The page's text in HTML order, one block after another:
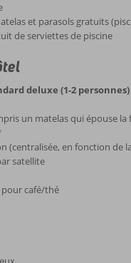
et parasols gratuits
de serviettes de piscine
deluxe (1-2 personnes)
un matelas qui épouse
(centralisée, en fonction de
satellite
café/thé